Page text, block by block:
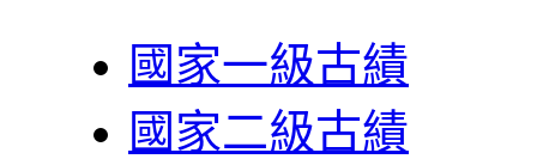
國家一級古績
國家二級古績